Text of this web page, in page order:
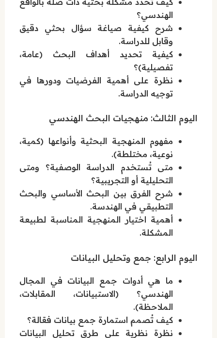
الهندسي؟
شرح كيفية صياغة سؤال بحثي دقيق
وقابل للدراسة.
كيفية تحديد أهداف البحث (عامة،
تفصيلية)؟
نظرة على أهمية الفرضيات ودورها في
توجيه الدراسة.
اليوم الثالث: منهجيات البحث الهندسي
مفهوم المنهجية البحثية وأنواعها (كمية،
نوعية، مختلطة).
متى تُستخدم الدراسة الوصفية؟ ومتى
التحليلية أو التجريبية؟
شرح الفرق بين البحث الأساسي والبحث
التطبيقي في الهندسة.
أهمية اختيار المنهجية المناسبة لطبيعة
المشكلة.
اليوم الرابع: جمع وتحليل البيانات
ما هي أدوات جمع البيانات في المجال
الهندسي؟ (الاستبيانات، المقابلات،
الملاحظة).
كيف تُصمم استمارة جمع بيانات فعّالة؟
نظرة نظرية على طرق تحليل البيانات